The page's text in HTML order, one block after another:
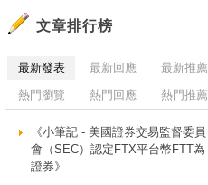
文章排行榜
最新發表 最新回應
最新推薦
熱門瀏覽
熱門回應 熱門推薦
《小筆記 - 美國證券交易監督委員
會（SEC）認定FTX平台幣FTT為
證券》